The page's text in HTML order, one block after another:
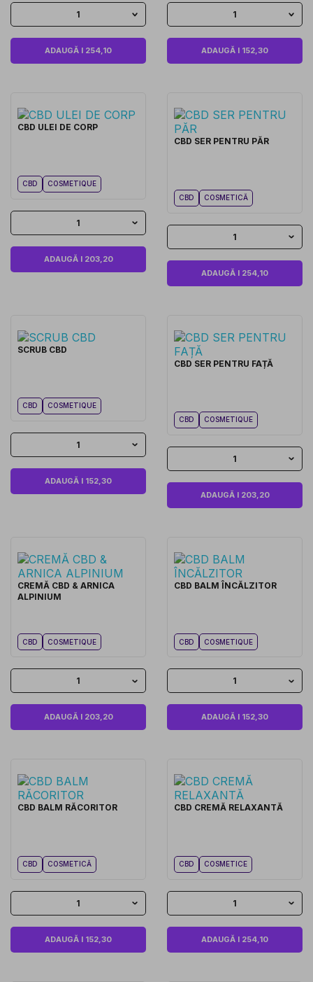
1
ADAUGĂ I 254,10
1
ADAUGĂ I 152,30
CBD ULEI DE CORP
CBD COSMETIQUE
1
ADAUGĂ I 203,20
CBD SER PENTRU PĂR
CBD COSMETICĂ
1
ADAUGĂ I 254,10
SCRUB CBD
CBD COSMETIQUE
1
ADAUGĂ I 152,30
CBD SER PENTRU FAȚĂ
CBD COSMETIQUE
1
ADAUGĂ I 203,20
CREMĂ CBD & ARNICA
ALPINIUM
CBD COSMETIQUE
1
ADAUGĂ I 203,20
CBD BALM ÎNCĂLZITOR
CBD COSMETIQUE
1
ADAUGĂ I 152,30
CBD BALM RĂCORITOR
CBD COSMETICĂ
1
ADAUGĂ I 152,30
CBD CREMĂ RELAXANTĂ
CBD COSMETICE
1
ADAUGĂ I 254,10